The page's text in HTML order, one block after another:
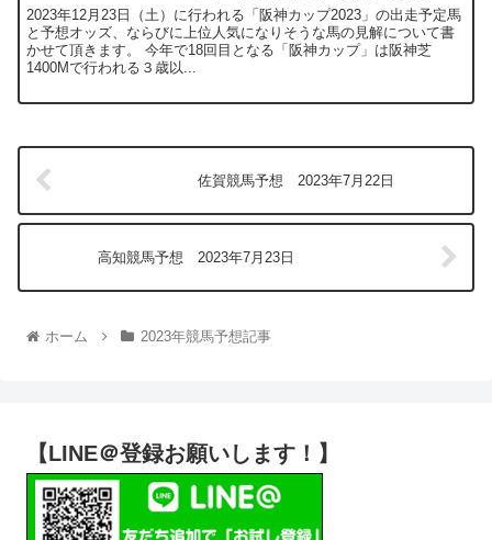
2023年12月23日（土）に行われる「阪神カップ2023」の出走予定馬
と予想オッズ、ならびに上位人気になりそうな馬の見解について書
かせて頂きます。 今年で18回目となる「阪神カップ」は阪神芝
1400Mで行われる３歳以...
佐賀競馬予想 2023年7月22日
高知競馬予想 2023年7月23日
ホーム 2023年競馬予想記事
【LINE＠登録お願いします！】